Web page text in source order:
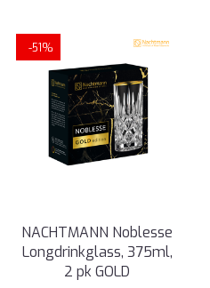
-51%
NACHTMANN Noblesse
Longdrinkglass, 375ml,
2 pk GOLD